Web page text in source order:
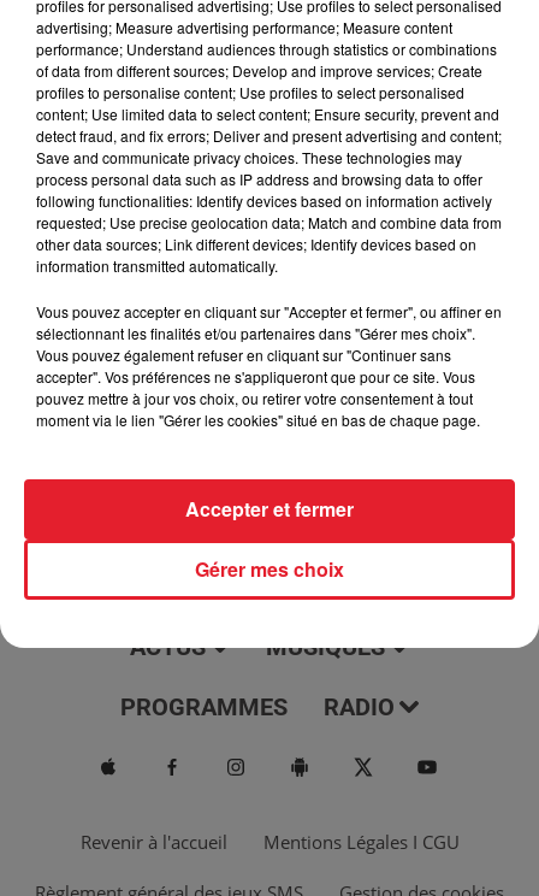
0:00 1 min 48 sec
15 février 2021 - 1 min 48 sec
L'horoscope du 16/02/2021
Du lundi au vendredi, de 6h à 09h, retrouvez Evan, Sandro,
Aline et Laura pour vous réveiller sur Urban hit. Au
programme : le jeu des 30 secondes chrono, le sondage du
jour, l'info moulaga, le saviez-vous...
ACTUS MUSIQUES
PROGRAMMES RADIO
Revenir à l'accueil Mentions Légales I CGU
profiles for personalised advertising; Use profiles to select personalised
advertising; Measure advertising performance; Measure content
performance; Understand audiences through statistics or combinations
of data from different sources; Develop and improve services; Create
profiles to personalise content; Use profiles to select personalised
content; Use limited data to select content; Ensure security, prevent and
detect fraud, and fix errors; Deliver and present advertising and content;
Save and communicate privacy choices. These technologies may
process personal data such as IP address and browsing data to offer
following functionalities: Identify devices based on information actively
requested; Use precise geolocation data; Match and combine data from
other data sources; Link different devices; Identify devices based on
information transmitted automatically.
Vous pouvez accepter en cliquant sur "Accepter et fermer", ou affiner en
sélectionnant les finalités et/ou partenaires dans "Gérer mes choix".
Vous pouvez également refuser en cliquant sur "Continuer sans
accepter". Vos préférences ne s'appliqueront que pour ce site. Vous
pouvez mettre à jour vos choix, ou retirer votre consentement à tout
moment via le lien "Gérer les cookies" situé en bas de chaque page.
Gérer mes choix
Accepter et fermer